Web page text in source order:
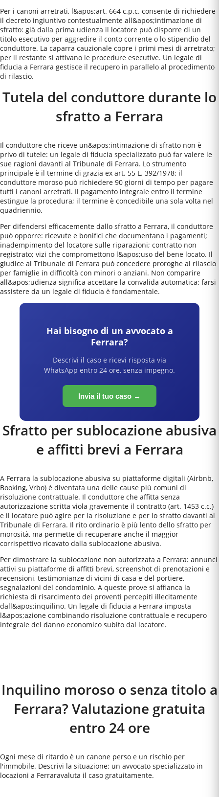
Per i canoni arretrati, l&apos;art. 664 c.p.c. consente di richiedere
il decreto ingiuntivo contestualmente all&apos;intimazione di
sfratto: già dalla prima udienza il locatore può disporre di un
titolo esecutivo per aggredire il conto corrente o lo stipendio del
conduttore. La caparra cauzionale copre i primi mesi di arretrato;
per il restante si attivano le procedure esecutive. Un legale di
fiducia a Ferrara gestisce il recupero in parallelo al procedimento
di rilascio.
Tutela del conduttore durante lo
sfratto a Ferrara
Il conduttore che riceve un&apos;intimazione di sfratto non è
privo di tutele: un legale di fiducia specializzato può far valere le
sue ragioni davanti al Tribunale di Ferrara. Lo strumento
principale è il termine di grazia ex art. 55 L. 392/1978: il
conduttore moroso può richiedere 90 giorni di tempo per pagare
tutti i canoni arretrati. Il pagamento integrale entro il termine
estingue la procedura; il termine è concedibile una sola volta nel
quadriennio.
Per difendersi efficacemente dallo sfratto a Ferrara, il conduttore
può opporre: ricevute e bonifici che documentano i pagamenti;
inadempimento del locatore sulle riparazioni; contratto non
registrato; vizi che compromettono l&apos;uso del bene locato. Il
giudice al Tribunale di Ferrara può concedere proroghe al rilascio
per famiglie in difficoltà con minori o anziani. Non comparire
all&apos;udienza significa accettare la convalida automatica: farsi
assistere da un legale di fiducia è fondamentale.
Hai bisogno di un avvocato a
Ferrara?
Descrivi il caso e ricevi risposta via
WhatsApp entro 24 ore, senza impegno.
Invia il tuo caso →
Sfratto per sublocazione abusiva
e affitti brevi a Ferrara
A Ferrara la sublocazione abusiva su piattaforme digitali (Airbnb,
Booking, Vrbo) è diventata una delle cause più comuni di
risoluzione contrattuale. Il conduttore che affitta senza
autorizzazione scritta viola gravemente il contratto (art. 1453 c.c.)
e il locatore può agire per la risoluzione e per lo sfratto davanti al
Tribunale di Ferrara. Il rito ordinario è più lento dello sfratto per
morosità, ma permette di recuperare anche il maggior
corrispettivo ricavato dalla sublocazione abusiva.
Per dimostrare la sublocazione non autorizzata a Ferrara: annunci
attivi su piattaforme di affitti brevi, screenshot di prenotazioni e
recensioni, testimonianze di vicini di casa e del portiere,
segnalazioni del condominio. A queste prove si affianca la
richiesta di risarcimento dei proventi percepiti illecitamente
dall&apos;inquilino. Un legale di fiducia a Ferrara imposta
l&apos;azione combinando risoluzione contrattuale e recupero
integrale del danno economico subito dal locatore.
Inquilino moroso o senza titolo a
Ferrara? Valutazione gratuita
entro 24 ore
Ogni mese di ritardo è un canone perso e un rischio per
l'immobile. Descrivi la situazione: un avvocato specializzato in
locazioni a Ferraravaluta il caso gratuitamente.